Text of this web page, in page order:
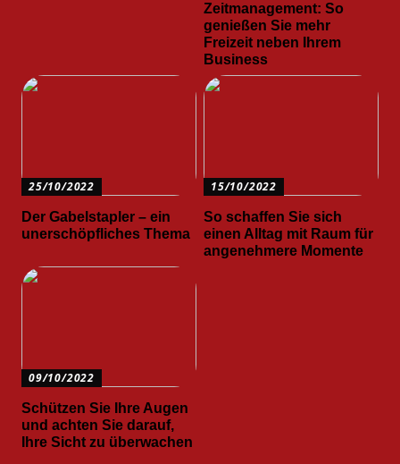
Zeitmanagement: So
genießen Sie mehr
Freizeit neben Ihrem
Business
25/10/2022
Der Gabelstapler – ein
unerschöpfliches Thema
15/10/2022
So schaffen Sie sich
einen Alltag mit Raum für
angenehmere Momente
09/10/2022
Schützen Sie Ihre Augen
und achten Sie darauf,
Ihre Sicht zu überwachen